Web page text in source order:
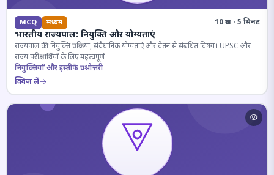
MCQ मध्यम 10 प्रश्न · 5 मिनट
भारतीय राज्यपाल: नियुक्ति और योग्यताएं
राज्यपाल की नियुक्ति प्रक्रिया, संवैधानिक योग्यताएं और वेतन से संबंधित विषय। UPSC और
राज्य परीक्षार्थियों के लिए महत्वपूर्ण।
नियुक्तियाँ और इस्तीफे प्रश्नोत्तरी
क्विज़ लें